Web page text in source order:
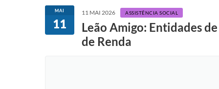
MAI
11
11 MAI 2026 ASSISTÊNCIA SOCIAL
Leão Amigo: Entidades
de Renda